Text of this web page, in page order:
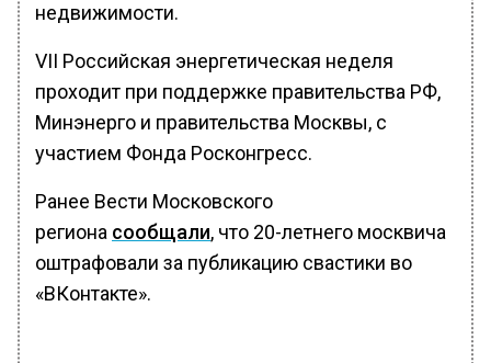
недвижимости.
VII Российская энергетическая неделя
проходит при поддержке правительства РФ,
Минэнерго и правительства Москвы, с
участием Фонда Росконгресс.
Ранее Вести Московского
региона сообщали, что 20-летнего москвича
оштрафовали за публикацию свастики во
«ВКонтакте».